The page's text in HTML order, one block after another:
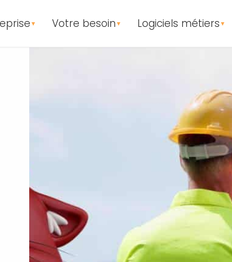
▼ Votre besoin ▼ Logiciels métiers ▼